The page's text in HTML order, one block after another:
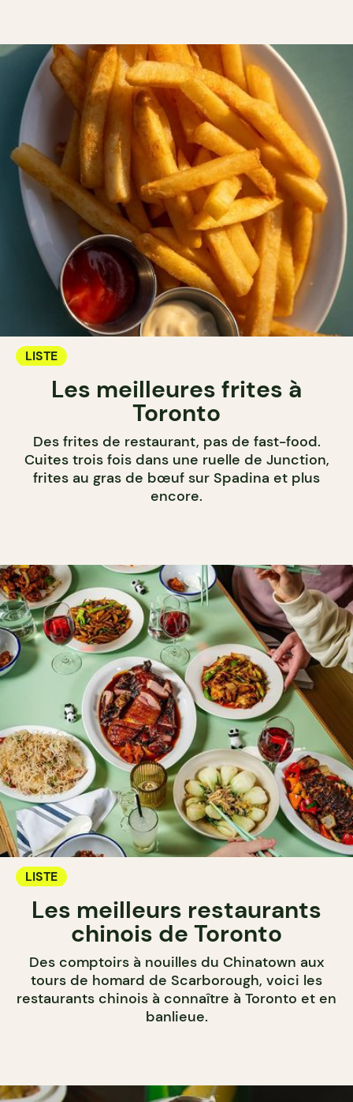
LISTE
Les meilleures frites à
Toronto
Des frites de restaurant, pas de fast-food.
Cuites trois fois dans une ruelle de Junction,
frites au gras de bœuf sur Spadina et plus
encore.
LISTE
Les meilleurs restaurants
chinois de Toronto
Des comptoirs à nouilles du Chinatown aux
tours de homard de Scarborough, voici les
restaurants chinois à connaître à Toronto et en
banlieue.